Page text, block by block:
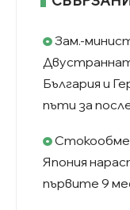
Зам.-
България и
пъти за
Япония
първите 9